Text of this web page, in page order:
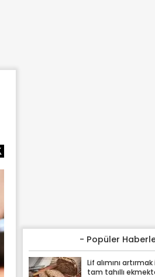
- Popüler
Lif alımını
tam tahıllı